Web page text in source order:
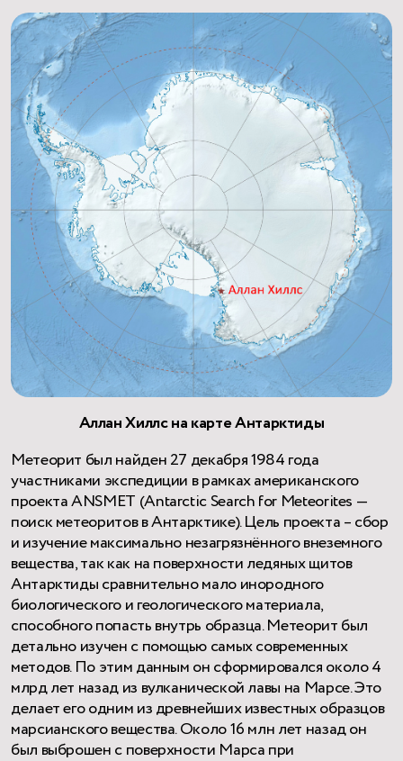
Аллан Хиллс на карте Антарктиды
Метеорит был найден 27 декабря 1984 года
участниками экспедиции в рамках американского
проекта ANSMET (Antarctic Search for Meteorites —
поиск метеоритов в Антарктике). Цель проекта – сбор
и изучение максимально незагрязнённого внеземного
вещества, так как на поверхности ледяных щитов
Антарктиды сравнительно мало инородного
биологического и геологического материала,
способного попасть внутрь образца. Метеорит был
детально изучен с помощью самых современных
методов. По этим данным он сформировался около 4
млрд лет назад из вулканической лавы на Марсе. Это
делает его одним из древнейших известных образцов
марсианского вещества. Около 16 млн лет назад он
был выброшен с поверхности Марса при